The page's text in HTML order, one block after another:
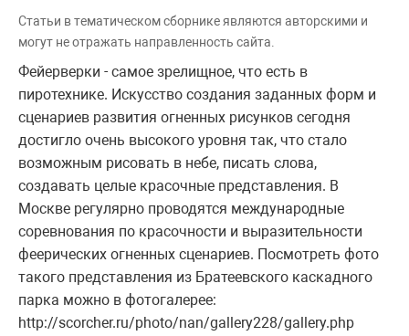
Статьи в тематическом сборнике являются авторскими и
могут не отражать направленность сайта.
Фейерверки - самое зрелищное, что есть в
пиротехнике. Искусство создания заданных форм и
сценариев развития огненных рисунков сегодня
достигло очень высокого уровня так, что стало
возможным рисовать в небе, писать слова,
создавать целые красочные представления. В
Москве регулярно проводятся международные
соревнования по красочности и выразительности
феерических огненных сценариев. Посмотреть фото
такого представления из Братеевского каскадного
парка можно в фотогалерее:
http://scorcher.ru/photo/nan/gallery228/gallery.php